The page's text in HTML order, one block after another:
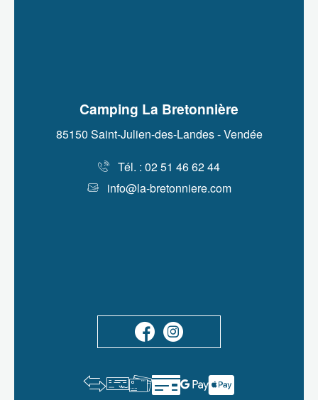
Camping La Bretonnière
85150 Saint-Julien-des-Landes - Vendée
Tél. : 02 51 46 62 44
info@la-bretonniere.com